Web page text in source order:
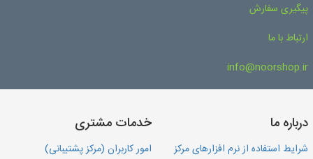
پیگیری سفارش
ارتباط با ما
info@noorshop.ir
درباره ما
شرایط استفاده از نرم افزارهای مرکز
خدمات مشتری
امور کاربران (مرکز پشتیبانی)